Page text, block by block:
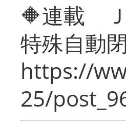
🔶連載
特殊自動
https://
25/